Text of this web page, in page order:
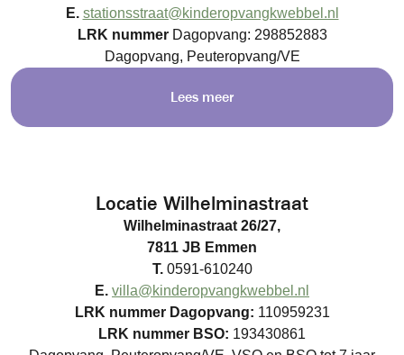
E. stationsstraat@kinderopvangkwebbel.nl
LRK nummerDagopvang: 298852883
Dagopvang, Peuteropvang/VE
Lees meer
Locatie Wilhelminastraat
Wilhelminastraat 26/27,
7811 JB Emmen
T. 0591-610240
E. villa@kinderopvangkwebbel.nl
LRK nummer Dagopvang: 110959231
LRK nummer BSO: 193430861